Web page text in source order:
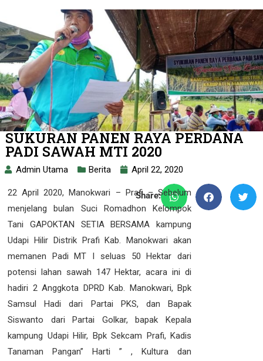
SUKURAN PANEN RAYA PERDANA
PADI SAWAH MTI 2020
Admin Utama Berita April 22, 2020
Share:
22 April 2020, Manokwari – Prafi – Sebelum
menjelang bulan Suci Romadhon Kelompok
Tani GAPOKTAN SETIA BERSAMA kampung
Udapi Hilir Distrik Prafi Kab. Manokwari akan
memanen Padi MT I seluas 50 Hektar dari
potensi lahan sawah 147 Hektar, acara ini di
hadiri 2 Anggkota DPRD Kab. Manokwari, Bpk
Samsul Hadi dari Partai PKS, dan Bapak
Siswanto dari Partai Golkar, bapak Kepala
kampung Udapi Hilir, Bpk Sekcam Prafi, Kadis
Tanaman Pangan” Harti ” , Kultura dan